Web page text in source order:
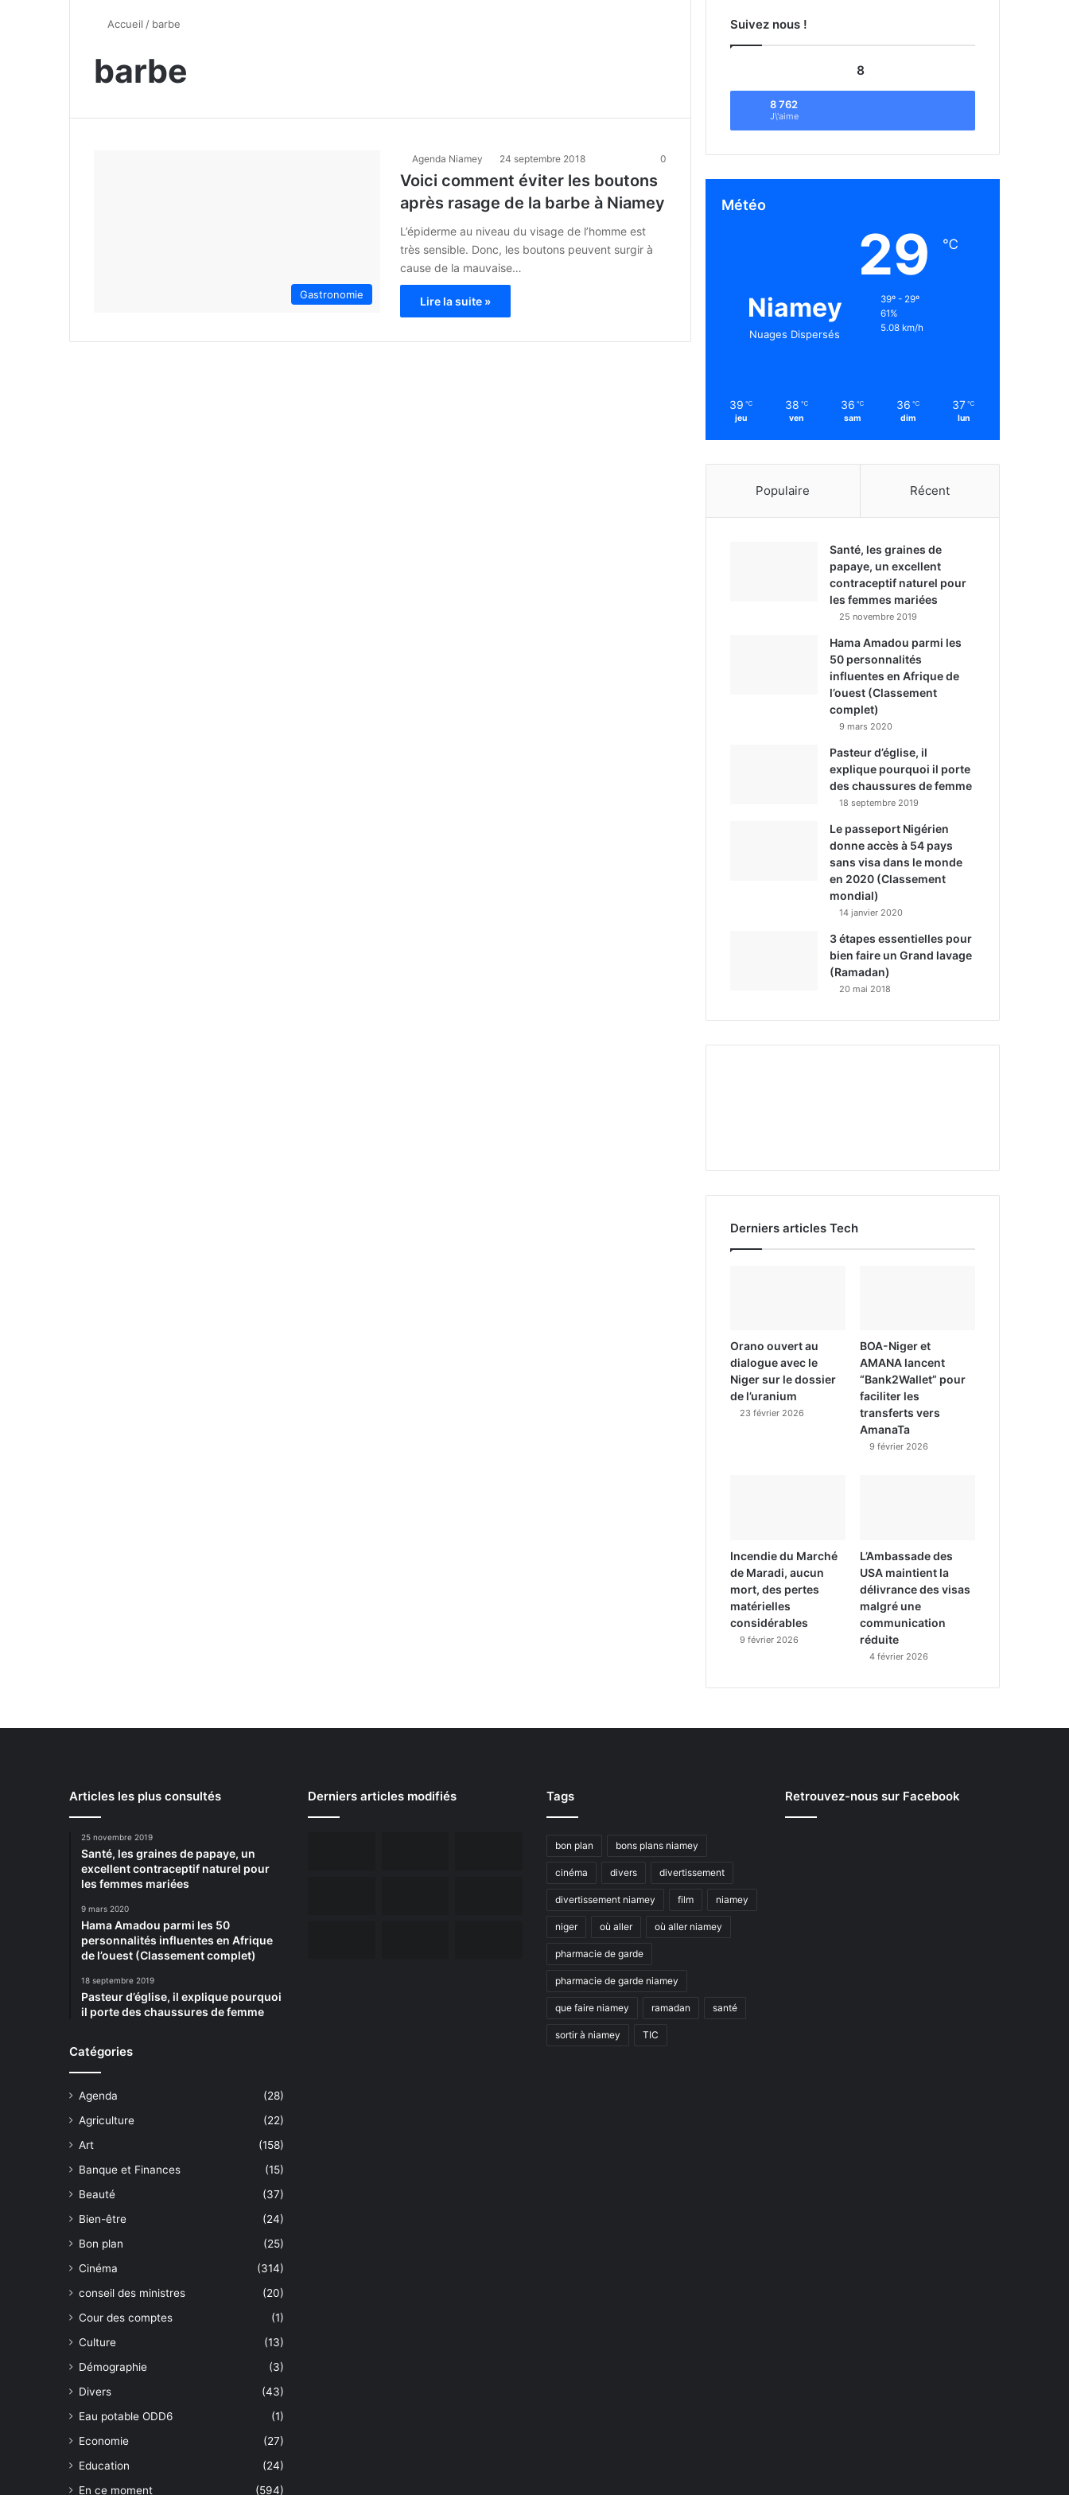
Accueil / barbe
barbe
Gastronomie
Agenda Niamey 24 septembre 2018 0
Voici comment éviter les boutons
après rasage de la barbe à Niamey
L’épiderme au niveau du visage de l’homme est
très sensible. Donc, les boutons peuvent surgir à
cause de la mauvaise…
Lire la suite »
Suivez nous !
8
8 762
J\'aime
Météo
Niamey
Nuages Dispersés
29 ℃
39º - 29º
61%
5.08 km/h
39 ℃
jeu
38 ℃
ven
36 ℃
sam
36 ℃
dim
37 ℃
lun
Populaire Récent
Santé, les graines de
papaye, un excellent
contraceptif naturel pour
les femmes mariées
25 novembre 2019
Hama Amadou parmi les
50 personnalités
influentes en Afrique de
l’ouest (Classement
complet)
9 mars 2020
Pasteur d’église, il
explique pourquoi il porte
des chaussures de femme
18 septembre 2019
Le passeport Nigérien
donne accès à 54 pays
sans visa dans le monde
en 2020 (Classement
mondial)
14 janvier 2020
3 étapes essentielles pour
bien faire un Grand lavage
(Ramadan)
20 mai 2018
Derniers articles Tech
Orano ouvert au
dialogue avec le
Niger sur le dossier
de l’uranium
23 février 2026
BOA-Niger et
AMANA lancent
“Bank2Wallet” pour
faciliter les
transferts vers
AmanaTa
9 février 2026
Incendie du Marché
de Maradi, aucun
mort, des pertes
matérielles
considérables
9 février 2026
L’Ambassade des
USA maintient la
délivrance des visas
malgré une
communication
réduite
4 février 2026
Articles les plus consultés
25 novembre 2019
Santé, les graines de papaye, un
excellent contraceptif naturel pour
les femmes mariées
9 mars 2020
Hama Amadou parmi les 50
personnalités influentes en Afrique
de l’ouest (Classement complet)
18 septembre 2019
Pasteur d’église, il explique pourquoi
il porte des chaussures de femme
Catégories
Agenda
(28)
Agriculture
(22)
Art
(158)
Banque et Finances
(15)
Beauté
(37)
Bien-être
(24)
Bon plan
(25)
Cinéma
(314)
conseil des ministres
(20)
Cour des comptes
(1)
Culture
(13)
Démographie
(3)
Divers
(43)
Eau potable ODD6
(1)
Economie
(27)
Education
(24)
En ce moment
(594)
Derniers articles modifiés Tags
bon plan bons plans niamey
cinéma divers divertissement
divertissement niamey film niamey
niger où aller où aller niamey
pharmacie de garde
pharmacie de garde niamey
que faire niamey ramadan santé
sortir à niamey TIC
Retrouvez-nous sur Facebook